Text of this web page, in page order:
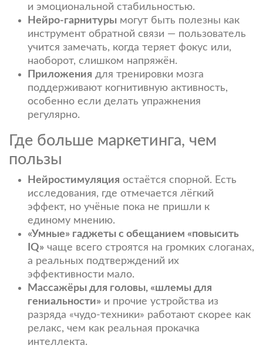
и эмоциональной стабильностью.
Нейро-гарнитуры могут быть полезны как
инструмент обратной связи — пользователь
учится замечать, когда теряет фокус или,
наоборот, слишком напряжён.
Приложения для тренировки мозга
поддерживают когнитивную активность,
особенно если делать упражнения
регулярно.
Где больше маркетинга, чем
пользы
Нейростимуляция остаётся спорной. Есть
исследования, где отмечается лёгкий
эффект, но учёные пока не пришли к
единому мнению.
«Умные» гаджеты с обещанием «повысить
IQ» чаще всего строятся на громких слоганах,
а реальных подтверждений их
эффективности мало.
Массажёры для головы, «шлемы для
гениальности» и прочие устройства из
разряда «чудо-техники» работают скорее как
релакс, чем как реальная прокачка
интеллекта.